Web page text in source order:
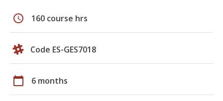
schedule 160 course hrs
Code ES-GES7018
calendar_today 6 months